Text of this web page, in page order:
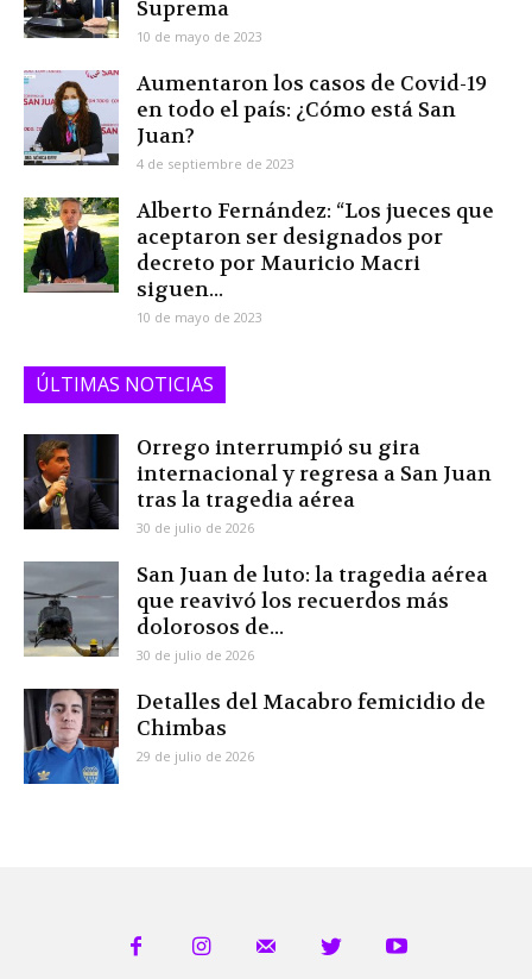
Suprema
10 de mayo de 2023
Aumentaron los casos de Covid-19
en todo el país: ¿Cómo está San
Juan?
4 de septiembre de 2023
Alberto Fernández: “Los jueces que
aceptaron ser designados por
decreto por Mauricio Macri
siguen...
10 de mayo de 2023
ÚLTIMAS NOTICIAS
Orrego interrumpió su gira
internacional y regresa a San Juan
tras la tragedia aérea
30 de julio de 2026
San Juan de luto: la tragedia aérea
que reavivó los recuerdos más
dolorosos de...
30 de julio de 2026
Detalles del Macabro femicidio de
Chimbas
29 de julio de 2026